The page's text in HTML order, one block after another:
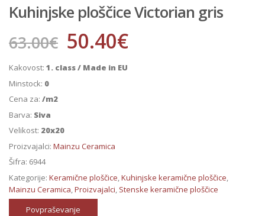
Kuhinjske ploščice Victorian gris
63.00€ 50.40€
Kakovost: 1. class / Made in EU
Minstock: 0
Cena za: /m2
Barva: Siva
Velikost: 20x20
Proizvajalci: Mainzu Ceramica
Šifra: 6944
Kategorije: Keramične ploščice,Kuhinjske keramične ploščice,
Mainzu Ceramica,Proizvajalci, Stenske keramične ploščice
Povpraševanje